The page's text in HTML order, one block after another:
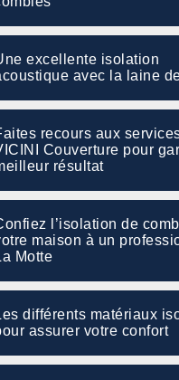
excellente isolation
avec la laine
recours aux
Couverture pour
résultat
l’isolation de
maison à un
Motte
différents matériaux
assurer votre confort